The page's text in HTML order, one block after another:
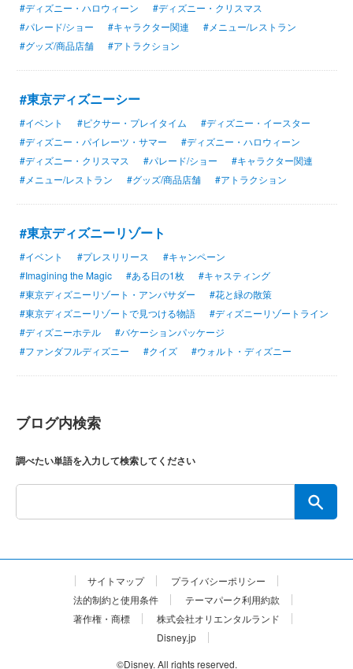
#ディズニー・ハロウィーン
#ディズニー・クリスマス
#パレード/ショー
#キャラクター関連
#メニュー/レストラン
#グッズ/商品店舗
#アトラクション
#東京ディズニーシー
#イベント #ピクサー・プレイタイム
#ディズニー・イースター
#ディズニー・パイレーツ・サマー
#ディズニー・ハロウィーン
#ディズニー・クリスマス
#パレード/ショー
#キャラクター関連
#メニュー/レストラン
#グッズ/商品店舗 #アトラクション
#東京ディズニーリゾート
#イベント #プレスリリース
#キャンペーン
#Imagining the Magic
#ある日の1枚
#キャスティング
#東京ディズニーリゾート・アンバサダー
#花と緑の散策
#東京ディズニーリゾートで見つける物語
#ディズニーリゾートライン
#ディズニーホテル
#バケーションパッケージ
#ファンダフルディズニー
#クイズ #ウォルト・ディズニー
ブログ内検索
調べたい単語を入力して検索してください
サイトマップ
プライバシーポリシー
法的制約と使用条件
テーマパーク利用約款
著作権・商標
株式会社オリエンタルランド
Disney.jp
©Disney. All rights reserved.